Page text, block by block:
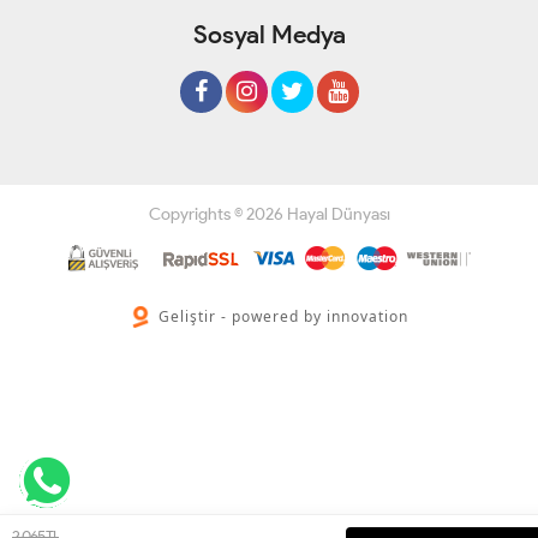
Sosyal Medya
Copyrights © 2026 Hayal Dünyası
Geliştir - powered by innovation